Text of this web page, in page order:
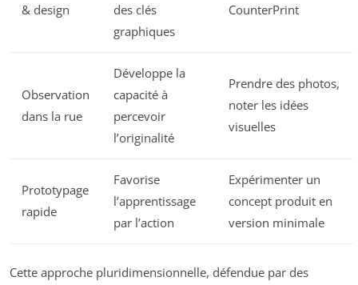
& design
des clés
graphiques
CounterPrint
Observation
dans la rue
Développe la
capacité à
percevoir
l’originalité
Prendre des photos,
noter les idées
visuelles
Prototypage
rapide
Favorise
l’apprentissage
par l’action
Expérimenter un
concept produit en
version minimale
Cette approche pluridimensionnelle, défendue par des